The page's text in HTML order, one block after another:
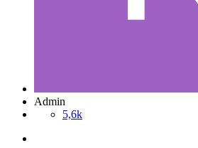
Admin
5,6k